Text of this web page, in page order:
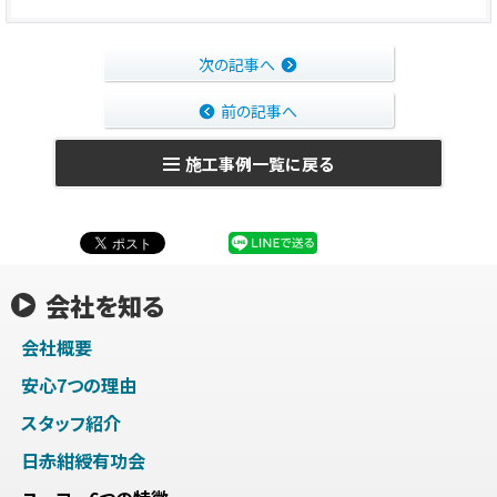
次の記事へ
前の記事へ
施工事例一覧に戻る
会社を知る
会社概要
安心7つの理由
スタッフ紹介
日赤紺綬有功会